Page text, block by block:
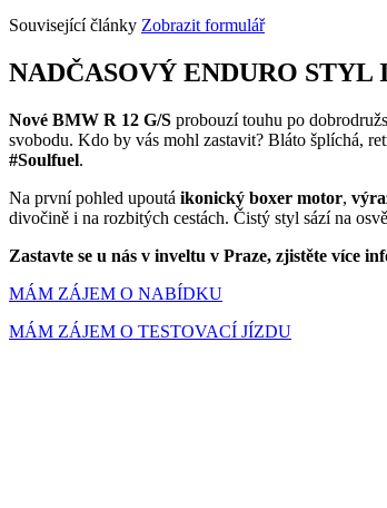
Související články Zobrazit formulář
NADČASOVÝ ENDURO
Nové BMW R 12 G/S probouzí touhu po
svobodu. Kdo by vás mohl zastavit? Bláto šplíchá,
#Soulfuel.
Na první pohled upoutá ikonický boxer motor,
divočině i na rozbitých cestách. Čistý styl sází na
Zastavte se u nás v inveltu v Praze, zjistěte více
MÁM ZÁJEM O NABÍDKU
MÁM ZÁJEM O TESTOVACÍ JÍZDU